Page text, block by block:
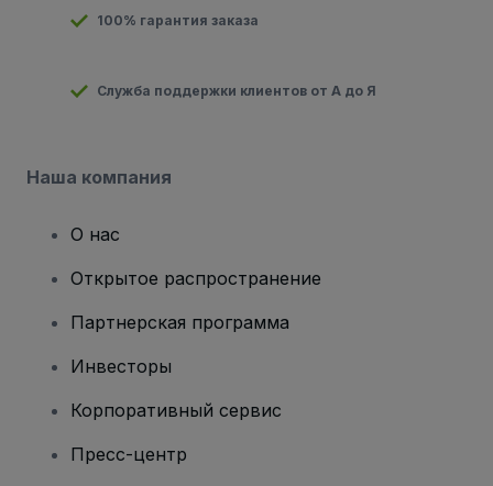
100% гарантия заказа
Служба поддержки клиентов от А до Я
Наша компания
О нас
Открытое распространение
Партнерская программа
Инвесторы
Корпоративный сервис
Пресс-центр